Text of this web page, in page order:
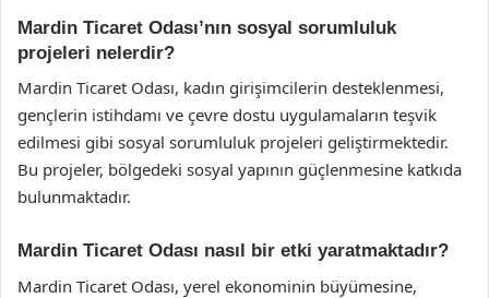
Mardin Ticaret Odası’nın sosyal sorumluluk
projeleri nelerdir?
Mardin Ticaret Odası, kadın girişimcilerin desteklenmesi,
gençlerin istihdamı ve çevre dostu uygulamaların teşvik
edilmesi gibi sosyal sorumluluk projeleri geliştirmektedir.
Bu projeler, bölgedeki sosyal yapının güçlenmesine katkıda
bulunmaktadır.
Mardin Ticaret Odası nasıl bir etki yaratmaktadır?
Mardin Ticaret Odası, yerel ekonominin büyümesine,